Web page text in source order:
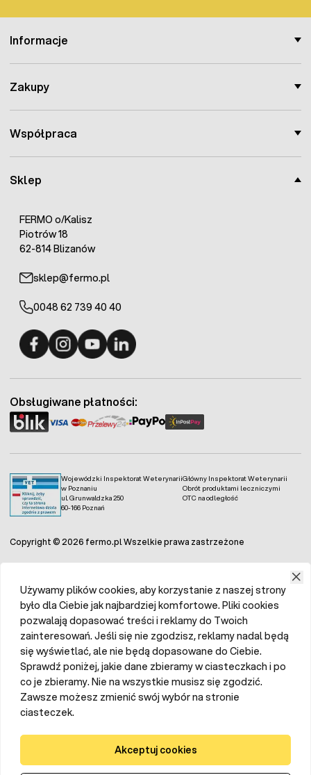
Sklep
FERMO o/Kalisz
Piotrów 18
62-814 Blizanów
sklep@fermo.pl
0048 62 739 40 40
Informacje
Zakupy
Współpraca
Wojewódzki Inspektorat Weterynarii
w Poznaniu
ul. Grunwaldzka 250
60-166 Poznań
Główny Inspektorat Weterynarii
Obrót produktami leczniczymi
OTC na odległość
Obsługiwane płatności:
Copyright © 2026 fermo.pl Wszelkie prawa zastrzeżone
Używamy plików cookies, aby korzystanie z naszej strony
było dla Ciebie jak najbardziej komfortowe. Pliki cookies
pozwalają dopasować treści i reklamy do Twoich
zainteresowań. Jeśli się nie zgodzisz, reklamy nadal będą
się wyświetlać, ale nie będą dopasowane do Ciebie.
Sprawdź poniżej, jakie dane zbieramy w ciasteczkach i po
co je zbieramy. Nie na wszystkie musisz się zgodzić.
Zawsze możesz zmienić swój wybór na stronie
ciasteczek.
Akceptuj cookies